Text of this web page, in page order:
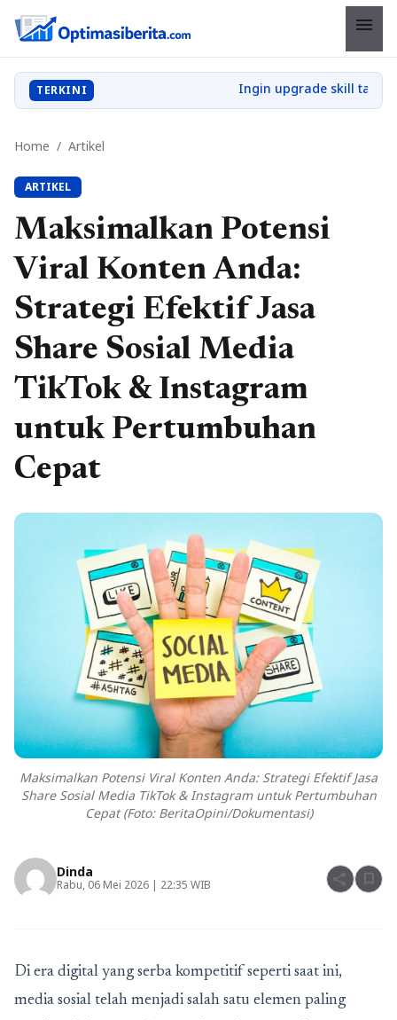
menu
TERKINI
Home / Artikel
ARTIKEL
Maksimalkan Potensi
Viral Konten Anda:
Strategi Efektif Jasa
Share Sosial Media
TikTok & Instagram
untuk Pertumbuhan
Cepat
Maksimalkan Potensi Viral Konten Anda: Strategi Efektif Jasa
Share Sosial Media TikTok & Instagram untuk Pertumbuhan
Cepat (Foto: BeritaOpini/Dokumentasi)
Dinda
Rabu, 06 Mei 2026 | 22:35 WIB share bookmark
Di era digital yang serba kompetitif seperti saat ini,
media sosial telah menjadi salah satu elemen paling